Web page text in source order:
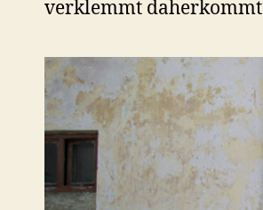
verklemmt